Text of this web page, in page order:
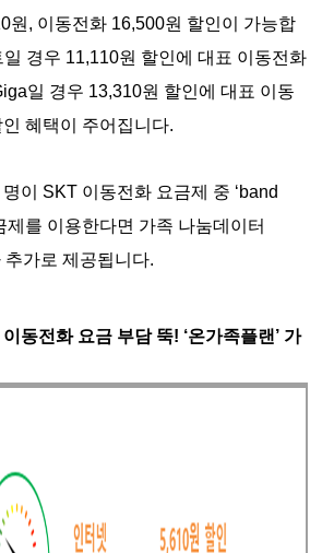
원, 이동전화 16,500원 할인이 가능합
경우 11,110원 할인에 대표 이동전화
일 경우 13,310원 할인에 대표 이동
혜택이 주어집니다.
이 SKT 이동전화 요금제 중 ‘band
제를 이용한다면 가족 나눔데이터
가로 제공됩니다.
동전화 요금 부담 뚝! ‘온가족플랜’ 가